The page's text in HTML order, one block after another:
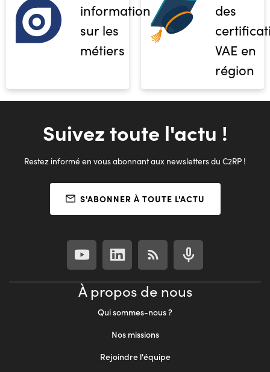
informations
sur les
métiers
des
VAE en
région
Suivez toute l'actu !
Restez informé en vous abonnant aux newsletters du C2RP !
S'ABONNER À TOUTE L'ACTU
À propos de nous
Qui sommes-nous ?
Nos missions
Rejoindre l'équipe